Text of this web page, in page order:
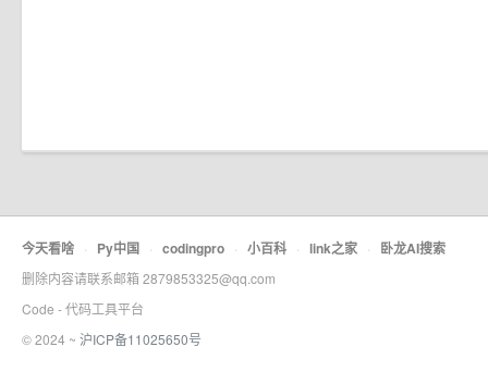
今天看啥 · Py中国 · codingpro · 小百科 · link之家 · 卧龙AI搜索
删除内容请联系邮箱 2879853325@qq.com
Code - 代码工具平台
© 2024 ~ 沪ICP备11025650号